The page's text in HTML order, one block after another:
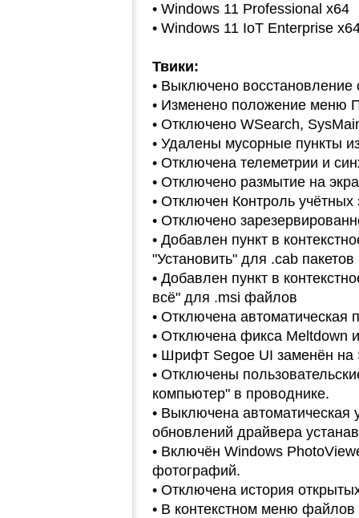
• Windows 11 Professional x64
• Windows 11 IoT Enterprise
Твики:
• Выключено
• Изменено положение меню
• Отключено WSearch,
• Удалены мусорные пункты
• Отключена телеметрии и
• Отключено размытие на
• Отключен Контроль учётных
• Отключено
• Добавлен пункт в
"Установить" для .cab пакетов
• Добавлен пункт в
всё" для .msi файлов
• Отключена автоматическая
• Отключена фикса Meltdown
• Шрифт Segoe UI заменён на
• Отключены
компьютер" в проводнике.
• Выключена автоматическая
обновлений драйвера
• Включён Windows
фотографий.
• Отключена история
• В контекстном меню